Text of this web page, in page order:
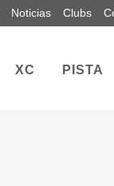
Noticias Clubs
XC PISTA